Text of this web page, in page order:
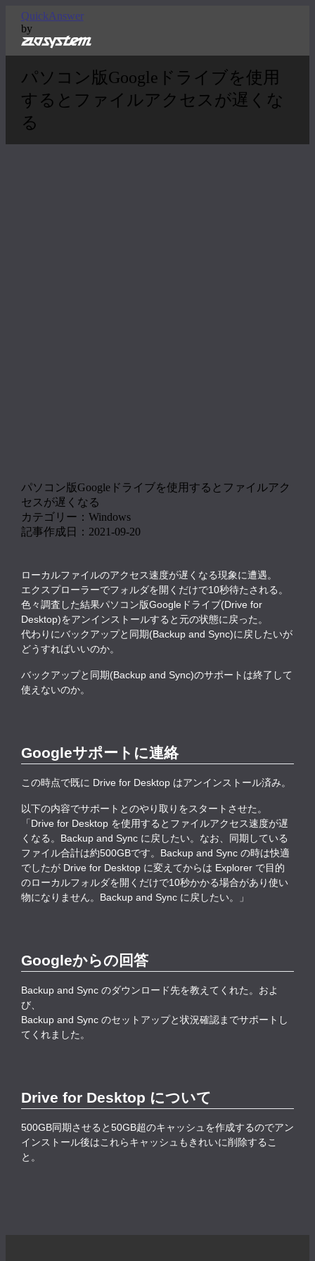
QuickAnswer
by
パソコン版Googleドライブを使用
するとファイルアクセスが遅くな
る
パソコン版Googleドライブを使用するとファイルアク
セスが遅くなる
カテゴリー：Windows
記事作成日：2021-09-20
ローカルファイルのアクセス速度が遅くなる現象に遭遇。
エクスプローラーでフォルダを開くだけで10秒待たされる。
色々調査した結果パソコン版Googleドライブ(Drive for
Desktop)をアンインストールすると元の状態に戻った。
代わりにバックアップと同期(Backup and Sync)に戻したいが
どうすればいいのか。
バックアップと同期(Backup and Sync)のサポートは終了して
使えないのか。
Googleサポートに連絡
この時点で既に Drive for Desktop はアンインストール済み。
以下の内容でサポートとのやり取りをスタートさせた。
「Drive for Desktop を使用するとファイルアクセス速度が遅
くなる。Backup and Sync に戻したい。なお、同期している
ファイル合計は約500GBです。Backup and Sync の時は快適
でしたが Drive for Desktop に変えてからは Explorer で目的
のローカルフォルダを開くだけで10秒かかる場合があり使い
物になりません。Backup and Sync に戻したい。」
Googleからの回答
Backup and Sync のダウンロード先を教えてくれた。およ
び、
Backup and Sync のセットアップと状況確認までサポートし
てくれました。
Drive for Desktop について
500GB同期させると50GB超のキャッシュを作成するのでアン
インストール後はこれらキャッシュもきれいに削除するこ
と。